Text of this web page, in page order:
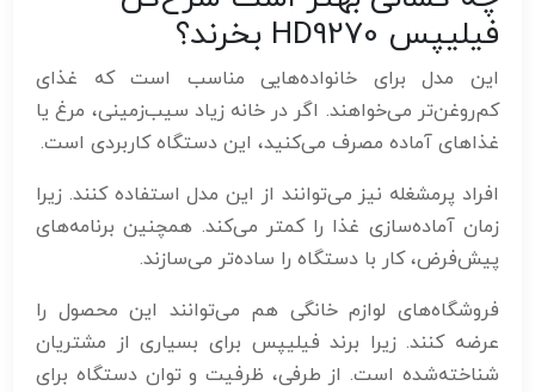
فیلیپس HD9270 بخرند؟
این مدل برای خانواده‌هایی مناسب است که غذای
کم‌روغن‌تر می‌خواهند. اگر در خانه زیاد سیب‌زمینی، مرغ یا
غذاهای آماده مصرف می‌کنید، این دستگاه کاربردی است.
افراد پرمشغله نیز می‌توانند از این مدل استفاده کنند. زیرا
زمان آماده‌سازی غذا را کمتر می‌کند. همچنین برنامه‌های
پیش‌فرض، کار با دستگاه را ساده‌تر می‌سازند.
فروشگاه‌های لوازم خانگی هم می‌توانند این محصول را
عرضه کنند. زیرا برند فیلیپس برای بسیاری از مشتریان
شناخته‌شده است. از طرفی، ظرفیت و توان دستگاه برای